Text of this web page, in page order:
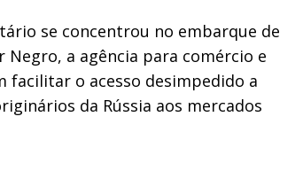
se concentrou no embarque de
Negro, a agência para comércio e
facilitar o acesso desimpedido a
da Rússia aos mercados